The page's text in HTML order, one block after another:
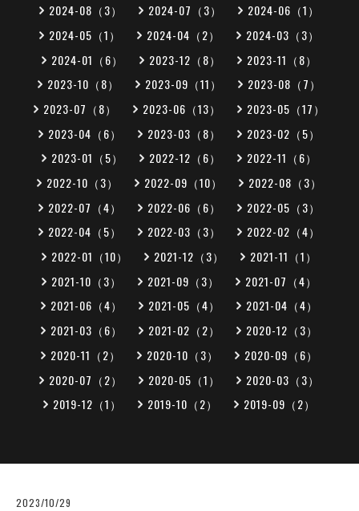
2024-08（3）
2024-07（3）
2024-06（1）
2024-05（1）
2024-04（2）
2024-03（3）
2024-01（6）
2023-12（8）
2023-11（8）
2023-10（8）
2023-09（11）
2023-08（7）
2023-07（8）
2023-06（13）
2023-05（17）
2023-04（6）
2023-03（8）
2023-02（5）
2023-01（5）
2022-12（6）
2022-11（6）
2022-10（3）
2022-09（10）
2022-08（3）
2022-07（4）
2022-06（6）
2022-05（3）
2022-04（5）
2022-03（3）
2022-02（4）
2022-01（10）
2021-12（3）
2021-11（1）
2021-10（3）
2021-09（3）
2021-07（4）
2021-06（4）
2021-05（4）
2021-04（4）
2021-03（6）
2021-02（2）
2020-12（3）
2020-11（2）
2020-10（3）
2020-09（6）
2020-07（2）
2020-05（1）
2020-03（3）
2019-12（1）
2019-10（2） 2019-09（2）
2023/10/29